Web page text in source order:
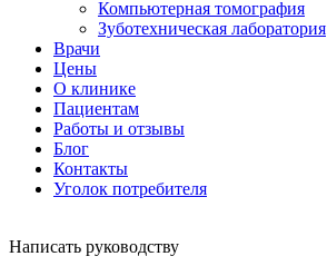
Компьютерная томография
Зуботехническая лаборатория
Врачи
Цены
О клинике
Пациентам
Работы и отзывы
Блог
Контакты
Уголок потребителя
Написать руководству